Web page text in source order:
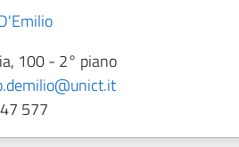
100 - 2° piano
577